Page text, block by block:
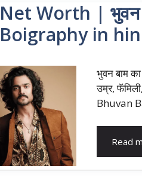
Worth | भुवन
in
भुवन बाम
उम्र,
Bhuvan
Read